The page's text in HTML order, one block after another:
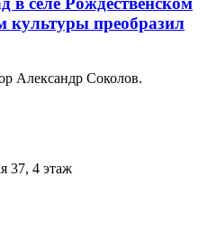
культуры преобразил
Александр Соколов.
37, 4 этаж